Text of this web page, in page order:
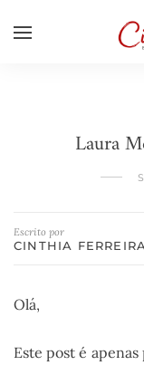
Laura
Escrito por
CINTHIA FERREIRA
Olá,
Este post é